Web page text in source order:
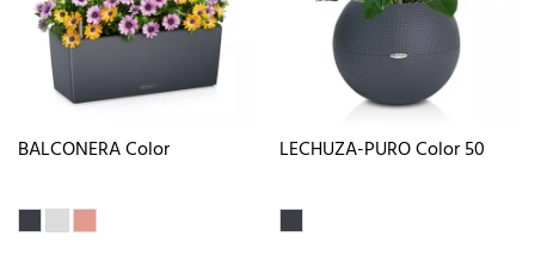
BALCONERA Color LECHUZA-PURO Color 50